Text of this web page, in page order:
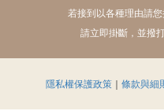
若接到以各種理由請
請立即掛斷，並撥
隱私權保護政策 ｜ 條款與細